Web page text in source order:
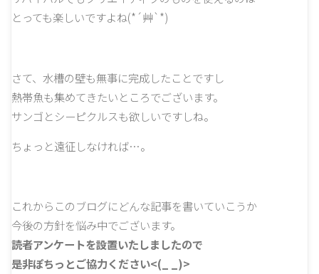
とっても楽しいですよね(*´艸`*)
さて、水槽の壁も無事に完成したことですし
熱帯魚も集めてきたいところでございます。
サンゴとシーピクルスも欲しいですしね。
ちょっと遠征しなければ…。
これからこのブログにどんな記事を書いていこうか
今後の方針を悩み中でございます。
読者アンケートを設置いたしましたので
是非ぽちっとご協力ください<(_ _)>